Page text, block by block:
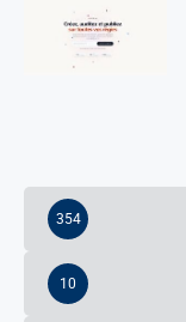
354
10